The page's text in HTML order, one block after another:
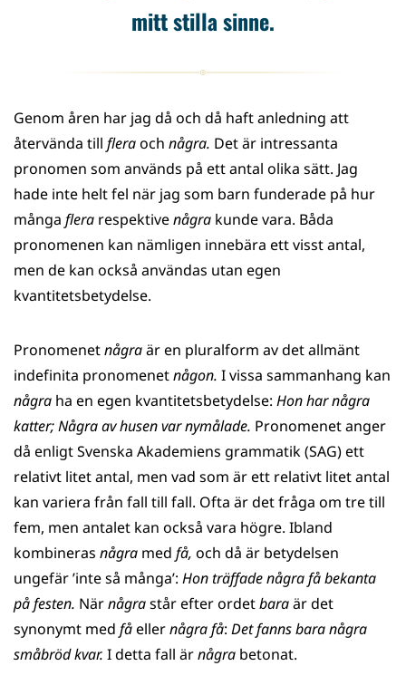
mitt stilla sinne.
Genom åren har jag då och då haft anledning att
återvända till fleraoch några. Det är intressanta
pronomen som används på ett antal olika sätt. Jag
hade inte helt fel när jag som barn funderade på hur
många flera respektivenågra kunde vara. Båda
pronomenen kan nämligen innebära ett visst antal,
men de kan också användas utan egen
kvantitetsbetydelse.
Pronomenetnågraär en pluralform av det allmänt
indefinita pronomenetnågon. I vissa sammanhang kan
några ha en egen kvantitetsbetydelse: Hon har några
katter; Några av husen var nymålade. Pronomenet anger
då enligt Svenska Akademiens grammatik (SAG) ett
relativt litet antal, men vad som är ett relativt litet antal
kan variera från fall till fall. Ofta är det fråga om tre till
fem, men antalet kan också vara högre. Ibland
kombineras några med få, och då är betydelsen
ungefär ’inte så många’: Hon träffade några få bekanta
på festen. Närnågrastår efter ordetbaraär det
synonymt med fåellernågra få: Det fanns bara några
småbröd kvar. I detta fall ärnågra betonat.